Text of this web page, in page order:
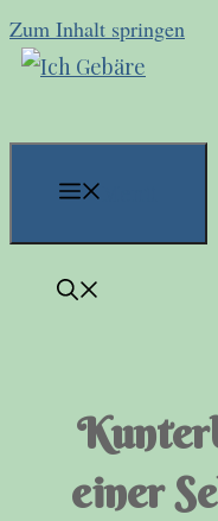
Zum Inhalt springen
einer